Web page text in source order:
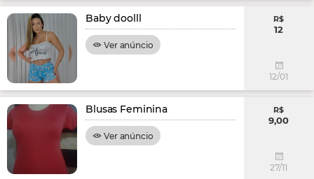
Baby doolll
Ver anúncio
R$
12
12/01
Blusas Feminina
Ver anúncio
R$
9,00
27/11